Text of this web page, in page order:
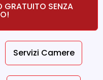
GRATUITO SENZA
Servizi Camere